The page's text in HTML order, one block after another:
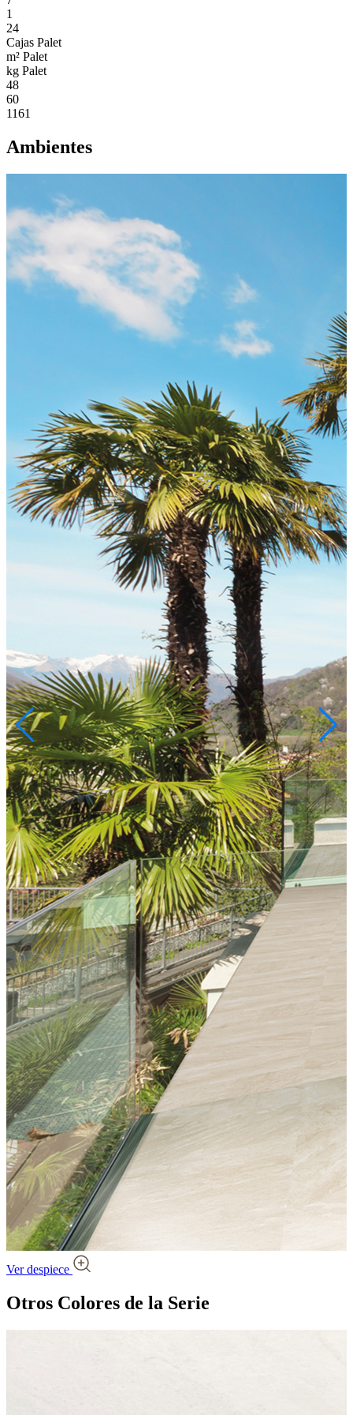
1
24
Cajas Palet
m² Palet
kg Palet
48
60
1161
Ambientes
Ver despiece
Otros Colores de la Serie